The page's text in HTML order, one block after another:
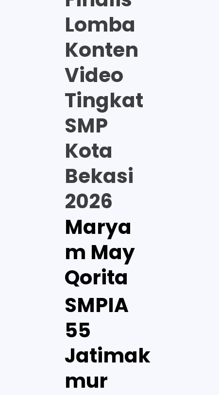
Lomba
Konten
Video
Tingkat
SMP
Kota
Bekasi
2026
Marya
m May
Qorita
SMPIA
55
Jatimak
mur